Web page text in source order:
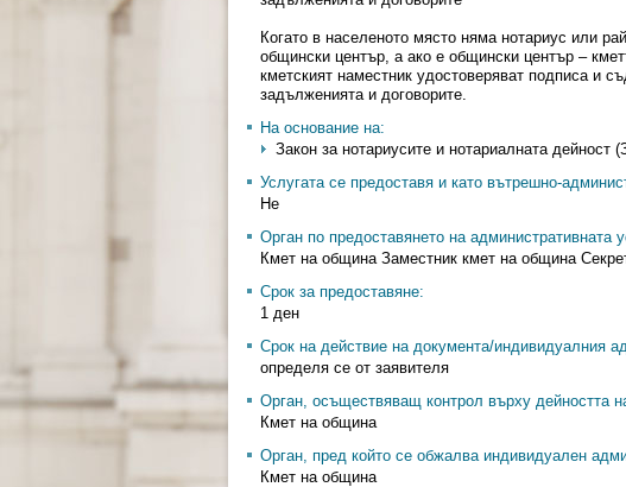
Когато в населеното място няма нотариус или
общински център, а ако е общински център –
кметският наместник удостоверяват подписа и
задълженията и договорите.
На основание на:
Закон за нотариусите и нотариалната
Услугата се предоставя и като вътрешно-
Не
Орган по предоставянето на административната
Кмет на община Заместник кмет на община
Срок за предоставяне:
1 ден
Срок на действие на документа/индивидуалния
определя се от заявителя
Орган, осъществяващ контрол върху дейността
Кмет на община
Орган, пред който се обжалва индивидуален
Кмет на община